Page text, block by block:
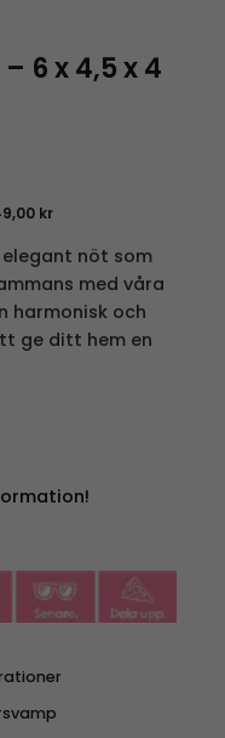
6 x 4,5 x 4
kr
nöt som
med våra
harmonisk och
ge ditt hem en